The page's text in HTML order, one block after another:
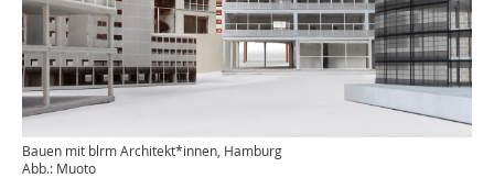
Bauen mit blrm Architekt*innen, Hamburg
Abb.: Muoto